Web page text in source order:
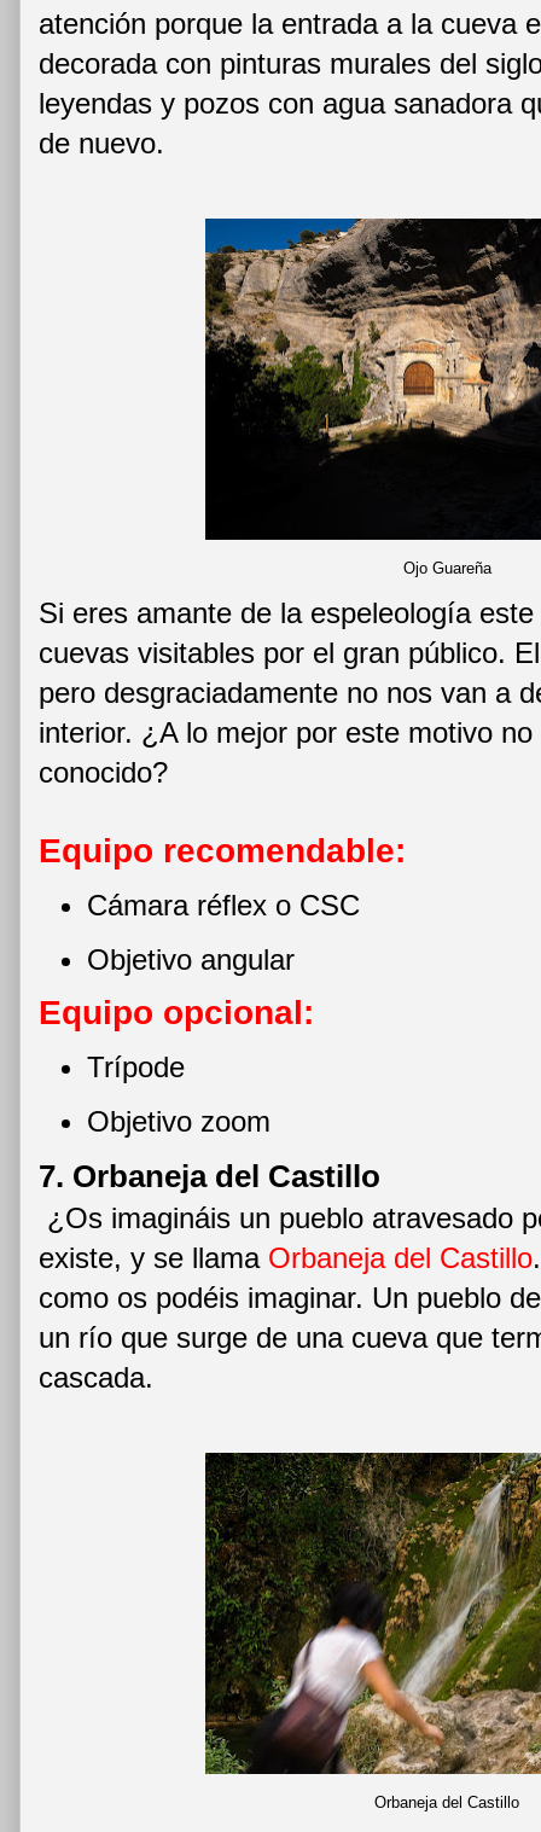
atención porque la entrada a la cueva
decorada con pinturas murales del
leyendas y pozos con agua sanadora
de nuevo.
Ojo Guareña
Si eres amante de la espeleología
cuevas visitables por el gran público.
pero desgraciadamente no nos van a
interior. ¿A lo mejor por este motivo
conocido?
Equipo recomendable:
Cámara réflex o CSC
Objetivo angular
Equipo opcional:
Trípode
Objetivo zoom
7. Orbaneja del Castillo
¿Os imagináis un pueblo atravesado
existe, y se llama Orbaneja del Castillo
como os podéis imaginar. Un pueblo
un río que surge de una cueva que
cascada.
Orbaneja del Castillo